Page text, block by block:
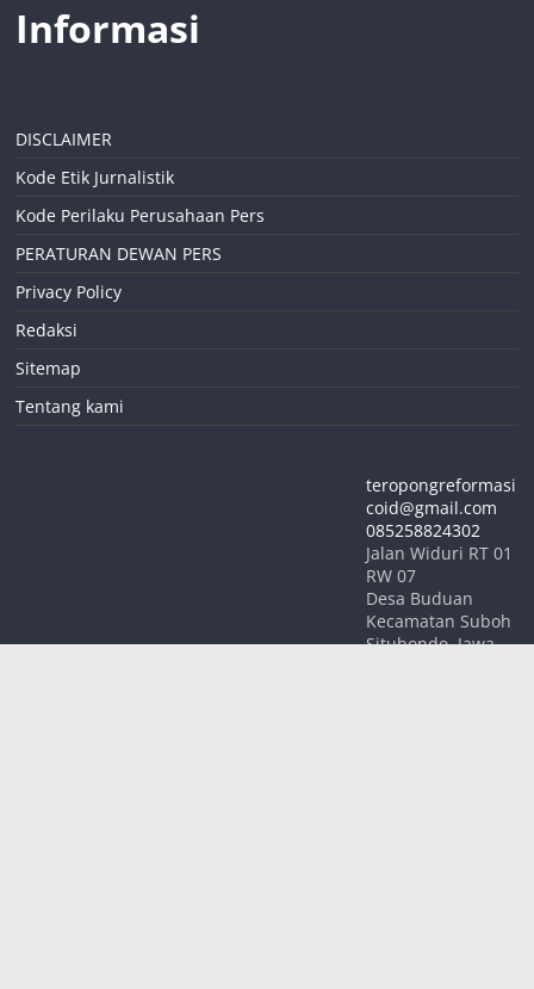
Informasi
DISCLAIMER
Kode Etik Jurnalistik
Kode Perilaku Perusahaan Pers
PERATURAN DEWAN PERS
Privacy Policy
Redaksi
Sitemap
Tentang kami
teropongreformasi
coid@gmail.com
085258824302
Jalan Widuri RT 01
RW 07
Desa Buduan
Kecamatan Suboh
Situbondo,Jawa